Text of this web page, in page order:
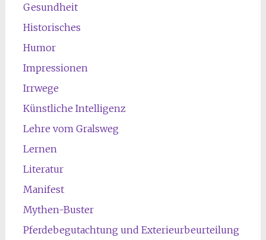
Gesundheit
Historisches
Humor
Impressionen
Irrwege
Künstliche Intelligenz
Lehre vom Gralsweg
Lernen
Literatur
Manifest
Mythen-Buster
Pferdebegutachtung und Exterieurbeurteilung